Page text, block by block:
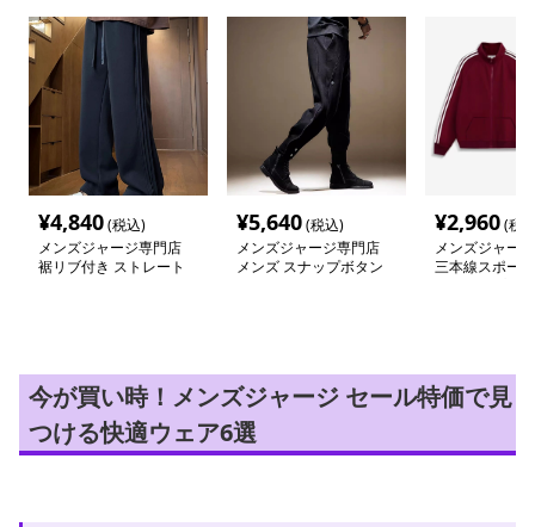
¥4,840(税込)
メンズジャージ専門店
裾リブ付き ストレート
¥5,640(税込)
メンズジャージ専門店
メンズ スナップボタン
¥2,960(税
メンズジャー
三本線スポー
今が買い時！メンズジャージ セール特価で見
つける快適ウェア6選